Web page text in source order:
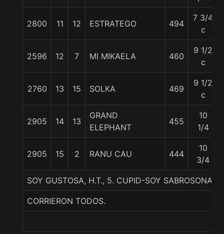
2800 11 12 ESTRATEGO 494
7 3/4
c
2596 12 7 MI MIKAELA 460
9 1/2
c
2760 13 15 SOLKA 469
9 1/2
c
2905 14 13
GRAND
ELEPHANT
455
10
1/4
2905 15 2 RANU CAU 444
10
3/4
SOY GUSTOSA, H.T., 5. CUPID-SOY SABROSONA-
CORRIERON TODOS.